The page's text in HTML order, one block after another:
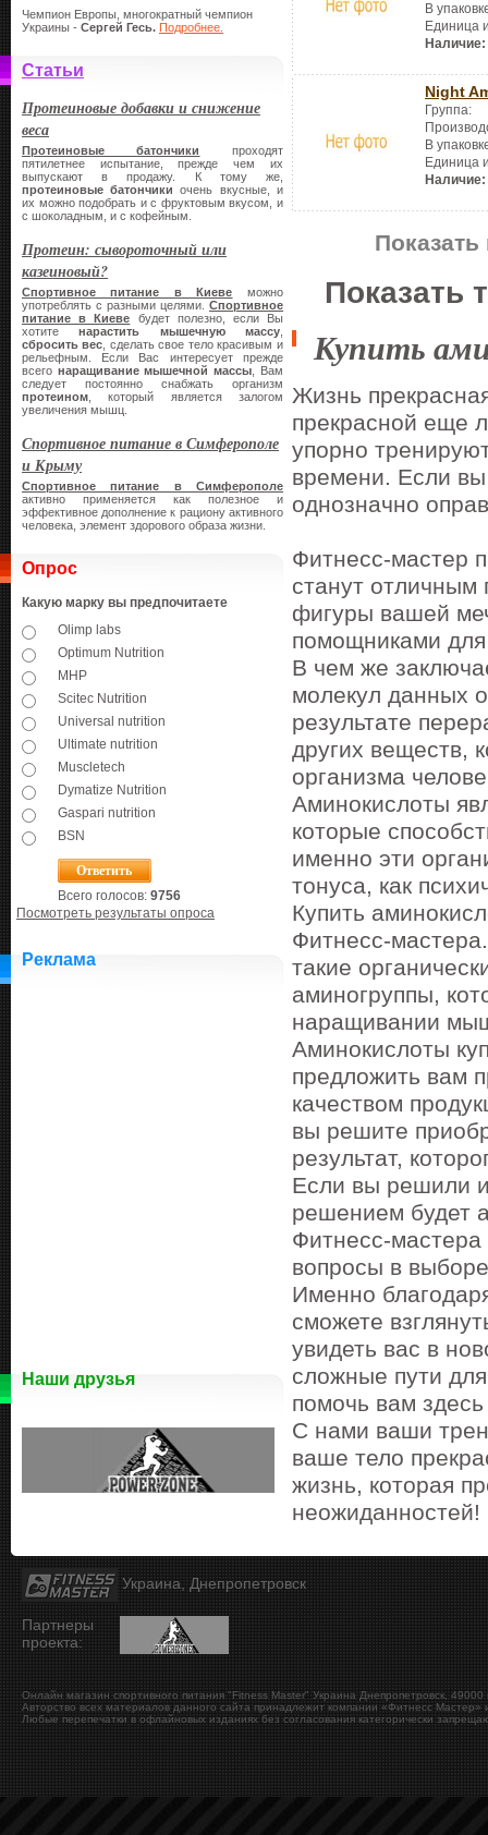
Чемпион Европы, многократный чемпион
Украины - Сергей Гесь. Подробнее.
Статьи
Протеиновые добавки и снижение
веса
Протеиновые батончики
проходят
пятилетнее испытание, прежде чем их
выпускают в продажу. К тому же,
протеиновые батончики очень вкусные, и
их можно подобрать и с фруктовым вкусом, и
с шоколадным, и с кофейным.
Протеин: сывороточный или
казеиновый?
Спортивное питание в Киеве можно
употреблять с разными целями. Спортивное
питание в Киеве будет полезно, если Вы
хотитенарастить мышечную массу
сбросить вес , сделать свое тело красивым и
рельефным. Если Вас интересует прежде
всего наращивание мышечной массы , Вам
следует постоянно снабжать организм
протеином , который является залогом
увеличения мышц.
Спортивное питание в Симферополе
и Крыму
Спортивное питание в Симферополе
активно применяется как полезное и
эффективное дополнение к рациону активного
человека, элемент здорового образа жизни.
Опрос
Какую марку вы предпочитаете
Olimp labs
Optimum Nutrition
MHP
Scitec Nutrition
Universal nutrition
Ultimate nutrition
Muscletech
Dymatize Nutrition
Gaspari nutrition
BSN
Всего голосов: 9756
Посмотреть результаты опроса
Реклама
Наши друзья
В
Единица
Наличие:
Night
Группа:
В
Единица
Наличие:
Показать
Купить
Жизнь
прекрасной еще
упорно
времени. Если
однозначно
Фитнесс-мастер
станут отличным
фигуры вашей
помощниками
В чем же
молекул данных
результате
других веществ,
организма
Аминокислоты
которые
именно эти
тонуса, как
Купить
Фитнесс-
такие
аминогруппы,
наращивании
Аминокислоты
предложить вам
качеством
вы решите
результат,
Если вы решили
решением будет
Фитнесс-
вопросы в
Именно
сможете
увидеть вас в
сложные пути
помочь вам
С нами ваши
ваше тело
жизнь, которая
неожиданностей!
Украина, Днепропетровск
Партнеры
проекта:
Онлайн магазин спортивного питания "Fitness Master" Украина Днепропетровск 49000
Авторство всех материалов данного сайта принадлежит компании «Фитнесс Мастер»
Любые перепечатки в офлайновых изданиях без согласования категорически